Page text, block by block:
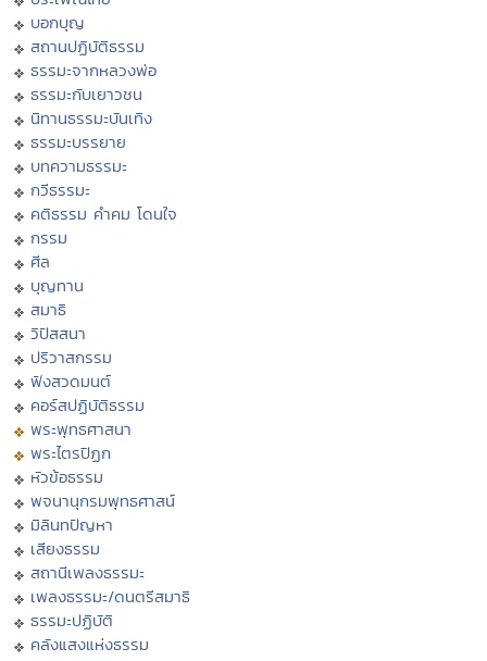
บอกบุญ
สถานปฏิบัติธรรม
ธรรมะจากหลวงพ่อ
ธรรมะกับเยาวชน
นิทานธรรมะบันเทิง
ธรรมะบรรยาย
บทความธรรมะ
กวีธรรมะ
คติธรรม คำคม โดนใจ
กรรม
ศีล
บุญทาน
สมาธิ
วิปัสสนา
ปริวาสกรรม
ฟังสวดมนต์
คอร์สปฏิบัติธรรม
พระพุทธศาสนา
พระไตรปิฏก
หัวข้อธรรม
พจนานุกรมพุทธศาสน์
มิลินทปัญหา
เสียงธรรม
สถานีเพลงธรรมะ
เพลงธรรมะ/ดนตรีสมาธิ
ธรรมะปฏิบัติ
คลังแสงแห่งธรรม